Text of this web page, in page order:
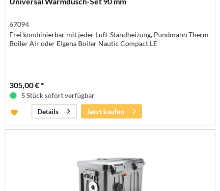
67094
Frei kombinierbar mit jeder Luft-Standheizung, Pundmann Therm
Boiler Air oder Elgena Boiler Nautic Compact LE
305,00 € *
5 Stück sofort verfügbar
Details
Jetzt kaufen